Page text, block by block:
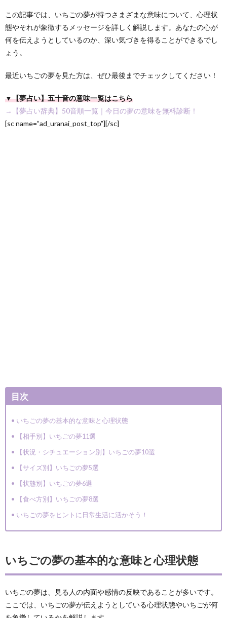
この記事では、いちごの夢が持つさまざまな意味について、心理状
態やそれが象徴するメッセージを詳しく解説します。あなたの心が
何を伝えようとしているのか、深い気づきを得ることができるでし
ょう。
最近いちごの夢を見た方は、ぜひ最後までチェックしてください！
▼【夢占い】五十音の意味一覧はこちら
→【夢占い辞典】50音順一覧｜今日の夢の意味を無料診断！
[sc name=”ad_uranai_post_top”][/sc]
目次
いちごの夢の基本的な意味と心理状態
【相手別】いちごの夢11選
【状況・シチュエーション別】いちごの夢10選
【サイズ別】いちごの夢5選
【状態別】いちごの夢6選
【食べ方別】いちごの夢8選
いちごの夢をヒントに日常生活に活かそう！
いちごの夢の基本的な意味と心理状態
いちごの夢は、見る人の内面や感情の反映であることが多いです。
ここでは、いちごの夢が伝えようとしている心理状態やいちごが何